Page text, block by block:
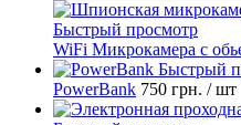
Быстрый просмотр
WiFi Микрокамера с
Быстрый
PowerBank 750 грн. / шт